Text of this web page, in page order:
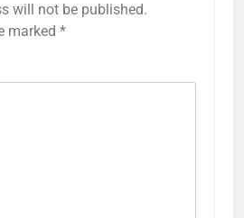
will not be published.
marked *